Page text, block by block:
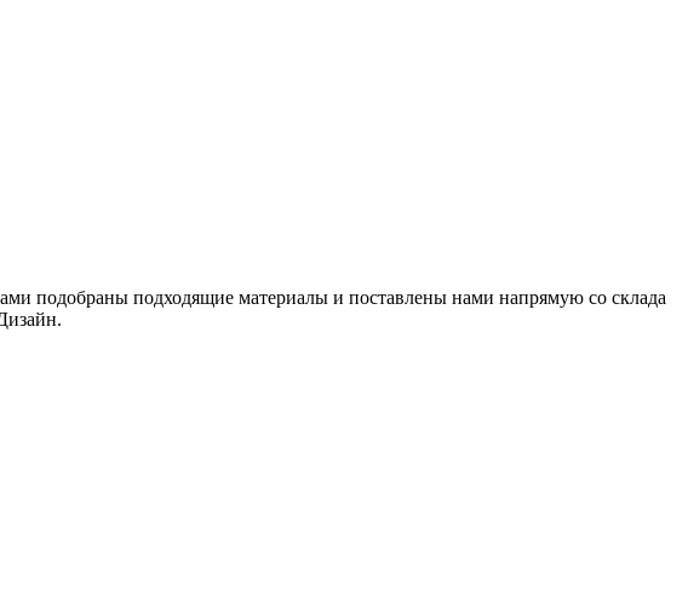
подобраны подходящие материалы и поставлены нами напрямую со склада